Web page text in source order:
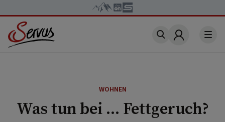
Account
WOHNEN
Was tun bei ... Fettgeruch?